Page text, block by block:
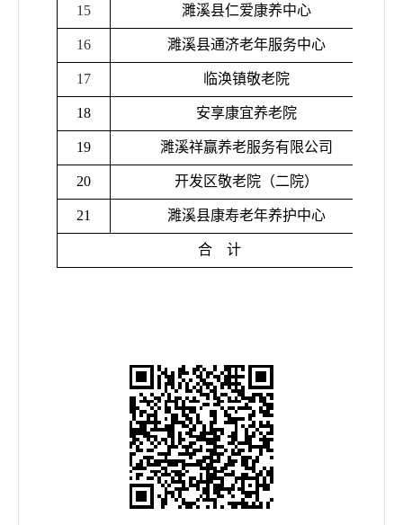
15 濉溪县仁爱康养中心
16 濉溪县通济老年服务中心
17 临涣镇敬老院
18 安享康宜养老院
19 濉溪祥赢养老服务有限公司
20 开发区敬老院（二院）
21 濉溪县康寿老年养护中心
合 计